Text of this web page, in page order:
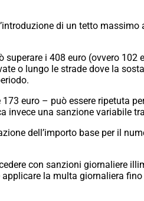
di un tetto massimo
i 408 euro (ovvero 102
o lungo le strade dove la
euro – può essere ripetuta
invece una sanzione variabile
dell’importo base per il
con sanzioni giornaliere
applicare la multa giornaliera